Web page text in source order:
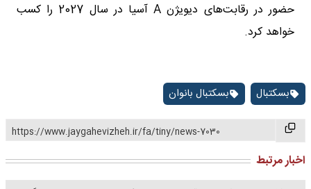
حضور در رقابت‌های دیویژن A آسیا در سال 2027 را کسب
خواهد کرد.
بسکتبال بسکتبال بانوان
https://www.jaygahevizheh.ir/fa/tiny/news-7030
اخبار مرتبط